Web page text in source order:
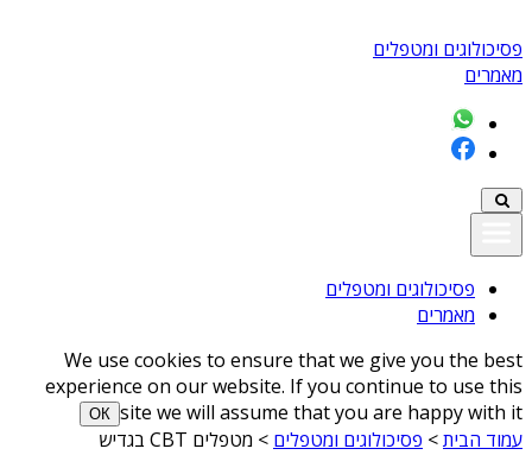
פסיכולוגים ומטפלים
מאמרים
פסיכולוגים ומטפלים
מאמרים
We use cookies to ensure that we give you the best
experience on our website. If you continue to use this
site we will assume that you are happy with it
ОК
עמוד הבית> פסיכולוגים ומטפלים > מטפלים CBT בגדיש